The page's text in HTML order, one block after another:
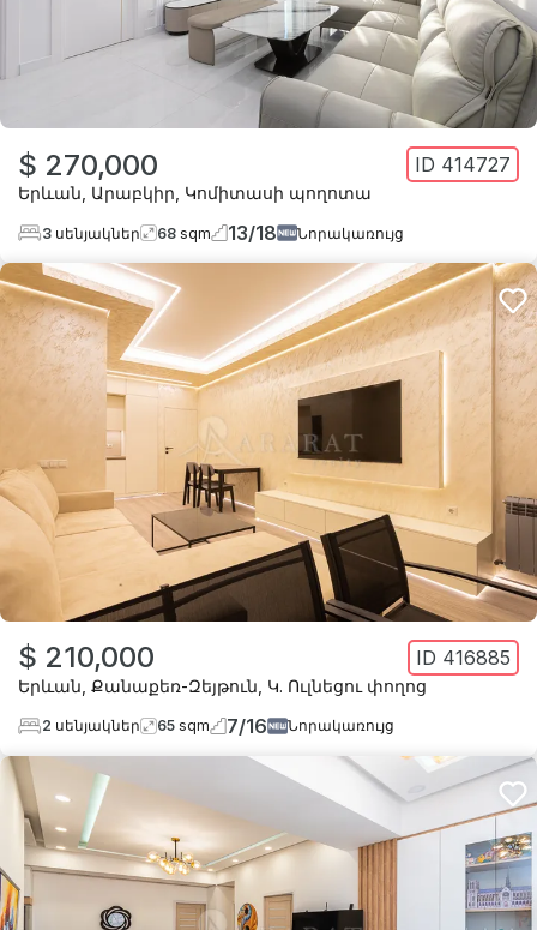
$ 270,000 ID 414727
Երևան Արաբկիր Կոմիտասի պողոտա
3 սենյակներ 68 sqm 13/18 Նորակառույց
$ 210,000 ID 416885
Երևան Քանաքեռ-Զեյթուն Կ. Ուլնեցու փողոց
2 սենյակներ 65 sqm 7/16 Նորակառույց